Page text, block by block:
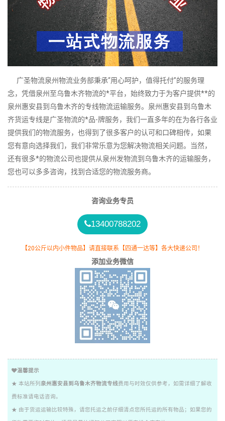
广圣物流泉州物流业务部秉承“用心呵护，值得托付”的服务理
念，凭借泉州至乌鲁木齐物流的*平台，始终致力于为客户提供**的
泉州惠安县到乌鲁木齐的专线物流运输服务。泉州惠安县到乌鲁木
齐货运专线是广圣物流的*品-牌服务，我们一直多年的在为各行各业
提供我们的物流服务，也得到了很多客户的认可和口碑相传，如果
您有意向选择我们，我们非常乐意为您解决物流相关问题。当然，
还有很多*的物流公司也提供从泉州发物流到乌鲁木齐的运输服务，
您也可以多多咨询，找到合适您的物流服务商。
咨询业务专员
13400788202
【20公斤以内小件物品】请直接联系【四通一达等】各大快递公司！
添加业务微信
温馨提示
★ 本站所列 泉州惠安县到乌鲁木齐物流专线费用与时效仅供参考，如需详细了解收
费标准请电话咨询。
★ 由于货运运输比较特殊，请您托运之前仔细清点您所托运的所有物品；如果您的